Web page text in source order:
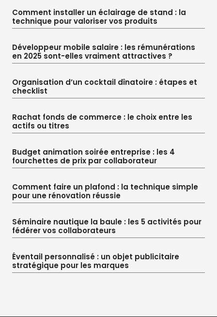
Comment installer un éclairage de stand : la
technique pour valoriser vos produits
Développeur mobile salaire : les rémunérations
en 2025 sont-elles vraiment attractives ?
Organisation d’un cocktail dînatoire : étapes et
checklist
Rachat fonds de commerce : le choix entre les
actifs ou titres
Budget animation soirée entreprise : les 4
fourchettes de prix par collaborateur
Comment faire un plafond : la technique simple
pour une rénovation réussie
Séminaire nautique la baule : les 5 activités pour
fédérer vos collaborateurs
Éventail personnalisé : un objet publicitaire
stratégique pour les marques